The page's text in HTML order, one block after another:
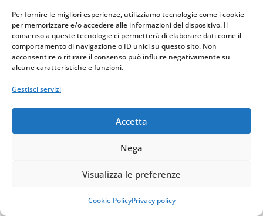
Per fornire le migliori esperienze, utilizziamo tecnologie come i cookie
per memorizzare e/o accedere alle informazioni del dispositivo. Il
consenso a queste tecnologie ci permetterà di elaborare dati come il
comportamento di navigazione o ID unici su questo sito. Non
acconsentire o ritirare il consenso può influire negativamente su
alcune caratteristiche e funzioni.
Gestisci servizi
Accetta
Nega
Visualizza le preferenze
Cookie PolicyPrivacy policy
lease back i beni agevolati senza perdere il
beneficio,...